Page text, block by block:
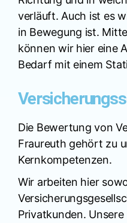
verläuft. Auch ist es
in Bewegung ist.
können wir hier eine
Bedarf mit einem
Die Bewertung von
Fraureuth gehört zu
Kernkompetenzen.
Wir arbeiten hier
Privatkunden.